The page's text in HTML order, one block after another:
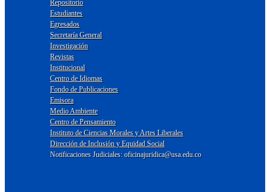
Repositorio
Estudiantes
Egresados
Secretaría General
Investigación
Revistas
Institucional
Centro de Idiomas
Fondo de Publicaciones
Emisora
Medio Ambiente
Centro de Pensamiento
Instituto de Ciencias Morales y Artes Liberales
Dirección de Inclusión y Equidad Social
Notificaciones Judiciales: oficinajuridica@usa.edu.co